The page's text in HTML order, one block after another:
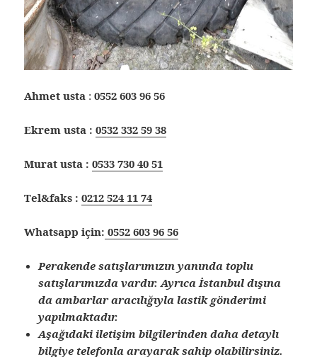
Ahmet usta :0552 603 96 56
Ekrem usta :0532 332 59 38
Murat usta :0533 730 40 51
Tel&faks :0212 524 11 74
Whatsapp için: 0552 603 96 56
Perakende satışlarımızın yanında toplu
satışlarımızda vardır. Ayrıca İstanbul dışına
da ambarlar aracılığıyla lastik gönderimi
yapılmaktadır.
Aşağıdaki iletişim bilgilerinden daha detaylı
bilgiye telefonla arayarak sahip olabilirsiniz.